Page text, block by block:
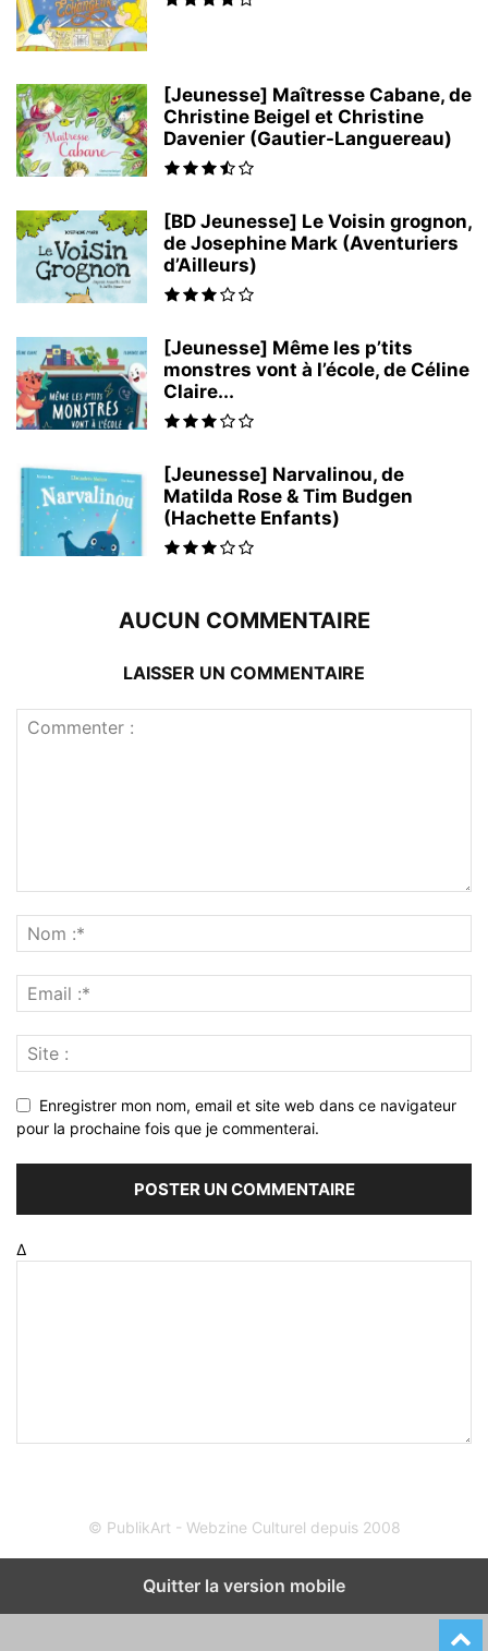
[Jeunesse] Maîtresse Cabane, de
Christine Beigel et Christine
Davenier (Gautier-Languereau)
[BD Jeunesse] Le Voisin grognon,
de Josephine Mark (Aventuriers
d’Ailleurs)
[Jeunesse] Même les p’tits
monstres vont à l’école, de Céline
Claire...
[Jeunesse] Narvalinou, de
Matilda Rose & Tim Budgen
(Hachette Enfants)
AUCUN COMMENTAIRE
LAISSER UN COMMENTAIRE
Enregistrer mon nom, email et site web dans ce navigateur
pour la prochaine fois que je commenterai.
Δ
© PublikArt - Webzine Culturel depuis 2008
Quitter la version mobile